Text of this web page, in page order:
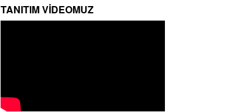
TANITIM VIDEOMUZ